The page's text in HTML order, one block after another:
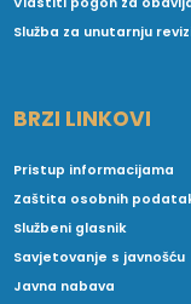
Služba za unutarnju
BRZI LINKOVI
Pristup informacijama
Zaštita osobnih
Službeni glasnik
Savjetovanje s javnošću
Javna nabava